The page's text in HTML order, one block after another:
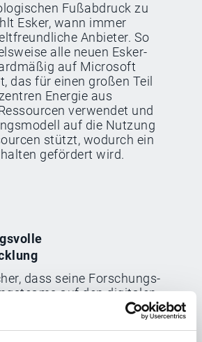
Fußabdruck zu
Esker, wann immer
Anbieter. So
alle neuen Esker-
auf Microsoft
das für einen großen Teil
Energie aus
verwendet und
auf die Nutzung
stützt, wodurch ein
gefördert wird.
dass seine Forschungs-
auf den digitalen
Softwarebetriebs achten,
Dienste und